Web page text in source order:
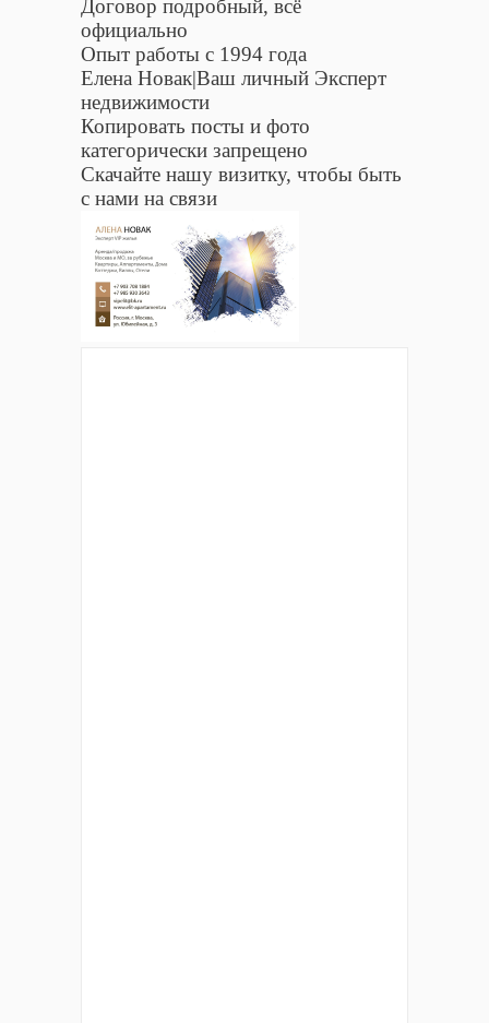
Договор подробный, всё
официально
Опыт работы с 1994 года
Елена Новак|Ваш личный Эксперт
недвижимости
Копировать посты и фото
категорически запрещено
Скачайте нашу визитку, чтобы быть
с нами на связи